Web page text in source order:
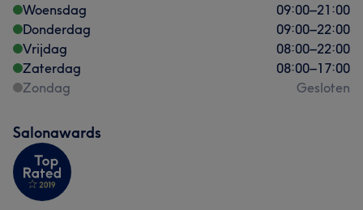
Woensdag
09:00–21:00
Donderdag
09:00–22:00
Vrijdag
08:00–22:00
Zaterdag
08:00–17:00
Zondag
Gesloten
Salonawards